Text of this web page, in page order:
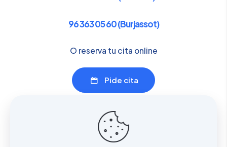
96 363 05 60 (Burjassot)
O reserva tu cita online
Pide cita
Enlaces de interés
Servicios